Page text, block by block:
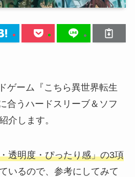
ゲーム『こちら異世界転生
合うハードスリーブ＆ソフ
介します。
透明度・ぴったり感」の3項
いるので、参考にしてみて